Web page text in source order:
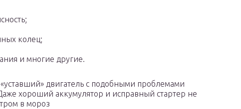
колец;
и многие другие.
двигатель с подобными проблемами
хороший аккумулятор и исправный стартер не
в мороз